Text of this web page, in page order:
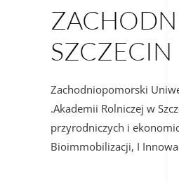
SZCZECIN
Zachodniopomorski
.Akademii Rolniczej w
przyrodniczych i
Bioimmobilizacji, I